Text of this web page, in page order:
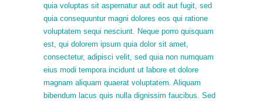
quia voluptas sit aspernatur aut odit aut fugit, sed
quia consequuntur magni dolores eos qui ratione
voluptatem sequi nesciunt. Neque porro quisquam
est, qui dolorem ipsum quia dolor sit amet,
consectetur, adipisci velit, sed quia non numquam
eius modi tempora incidunt ut labore et dolore
magnam aliquam quaerat voluptatem. Aliquam
bibendum lacus quis nulla dignissim faucibus. Sed